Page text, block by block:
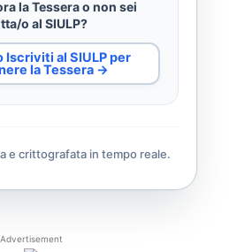
la Tessera o non sei
o al SIULP?
Iscriviti al SIULP per
la Tessera →
e crittografata in tempo reale.
Advertisement